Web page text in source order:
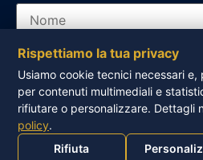
Ho letto e accetto
Rispettiamo la tua privacy
Usiamo cookie tecnici necessari
per contenuti multimediali e
rifiutare o personalizzare. Dettagli
policy.
Rifiuta